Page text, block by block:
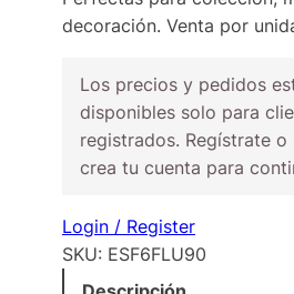
decoración. Venta por
Los precios y pedidos
disponibles solo para
registrados. Regístrate o
crea tu cuenta para
Login / Register
SKU: ESF6FLU90